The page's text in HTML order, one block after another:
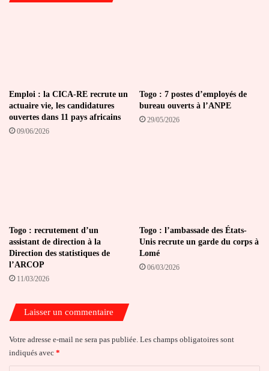
Emploi : la CICA-RE recrute un
actuaire vie, les candidatures
ouvertes dans 11 pays africains
09/06/2026
Togo : 7 postes d’employés de
bureau ouverts à l’ANPE
29/05/2026
Togo : recrutement d’un
assistant de direction à la
Direction des statistiques de
l’ARCOP
11/03/2026
Togo : l’ambassade des États-
Unis recrute un garde du corps à
Lomé
06/03/2026
Laisser un commentaire
Votre adresse e-mail ne sera pas publiée. Les champs obligatoires sont
indiqués avec *